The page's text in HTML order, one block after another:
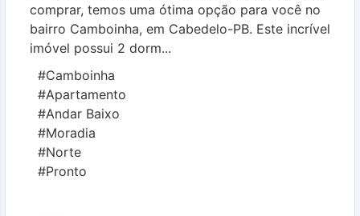
comprar, temos uma ótima opção para você no
bairro Camboinha, em Cabedelo-PB. Este incrível
imóvel possui 2 dorm...
#Camboinha
#Apartamento
#Andar Baixo
#Moradia
#Norte
#Pronto